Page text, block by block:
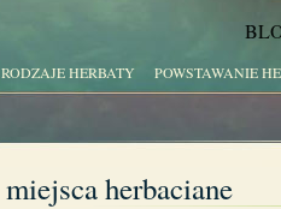
RODZAJE HERBATY POWSTAWANIE
miejsca herbaciane